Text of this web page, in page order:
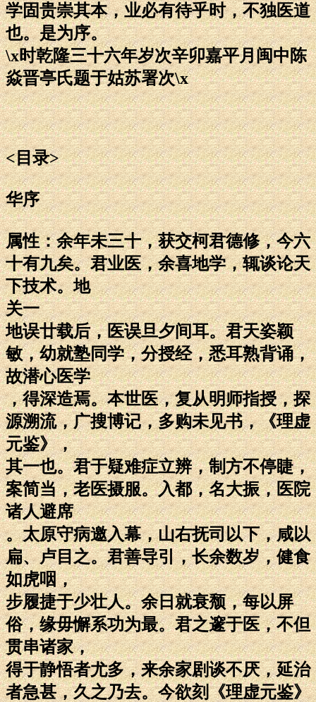
学固贵崇其本，业必有待乎时，不独医道
也。是为序。
\x时乾隆三十六年岁次辛卯嘉平月闽中陈
焱晋亭氏题于姑苏署次\x
<目录>
华序
属性：余年未三十，获交柯君德修，今六
十有九矣。君业医，余喜地学，辄谈论天
下技术。地
关一
地误廿载后，医误旦夕间耳。君天姿颖
敏，幼就塾同学，分授经，悉耳熟背诵，
故潜心医学
，得深造焉。本世医，复从明师指授，探
源溯流，广搜博记，多购未见书，《理虚
元鉴》，
其一也。君于疑难症立辨，制方不停睫，
案简当，老医摄服。入都，名大振，医院
诸人避席
。太原守病邀入幕，山右抚司以下，咸以
扁、卢目之。君善导引，长余数岁，健食
如虎咽，
步履捷于少壮人。余日就衰颓，每以屏
俗，缘毋懈系功为最。君之邃于医，不但
贯串诸家，
得于静悟者尤多，来余家剧谈不厌，延治
者急甚，久之乃去。今欲刻《理虚元鉴》